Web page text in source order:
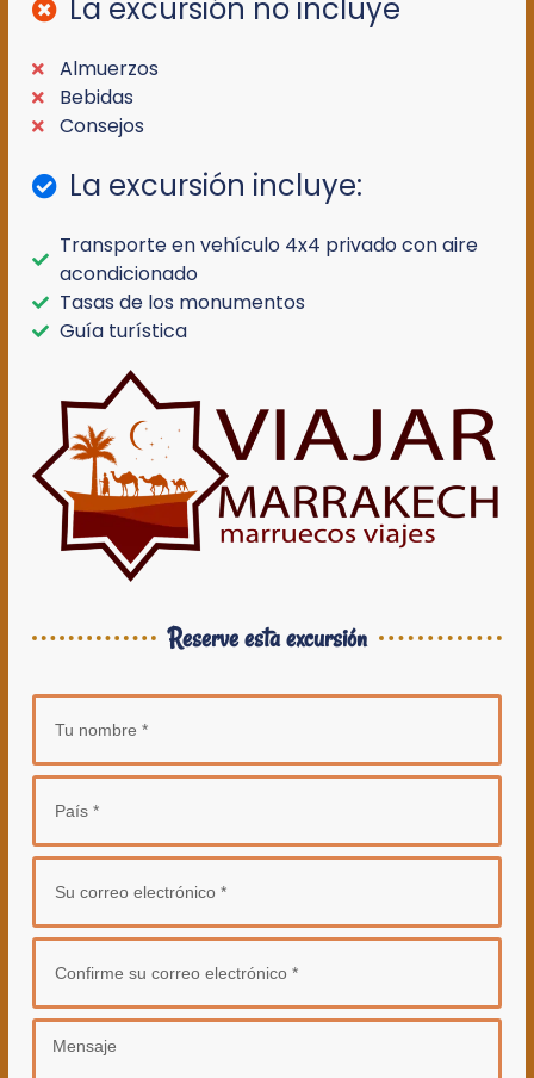
La excursión no incluye
Almuerzos
Bebidas
Consejos
La excursión incluye:
Transporte en vehículo 4x4 privado con aire
acondicionado
Tasas de los monumentos
Guía turística
Reserve esta excursión